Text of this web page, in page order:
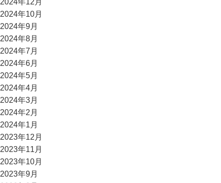
2024年12月
2024年10月
2024年9月
2024年8月
2024年7月
2024年6月
2024年5月
2024年4月
2024年3月
2024年2月
2024年1月
2023年12月
2023年11月
2023年10月
2023年9月